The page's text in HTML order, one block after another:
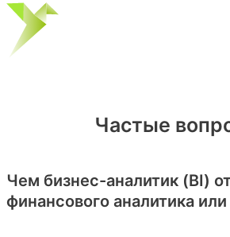
Частые
Чем бизнес-аналитик (BI)
финансового аналитика